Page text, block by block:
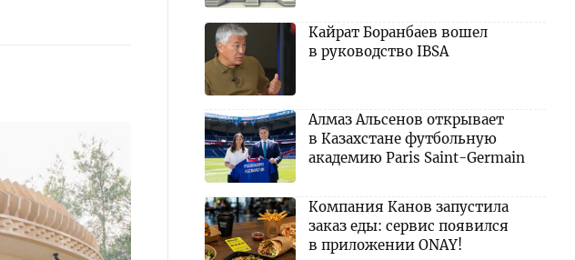
Кайрат Боранбаев вошел
в руководство IBSA
Алмаз Альсенов открывает
в Казахстане футбольную
академию Paris Saint-Germain
Компания Канов запустила
заказ еды: сервис появился
в приложении ONAY!